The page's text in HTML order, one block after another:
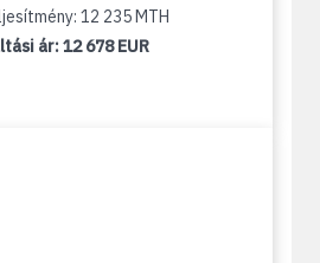
12 235 MTH
ár:12 678 EUR